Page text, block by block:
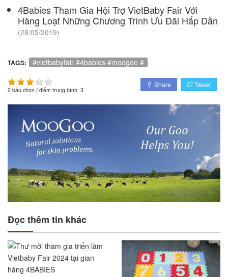
4Babies Tham Gia Hội Trợ VietBaby Fair Với
Hàng Loạt Những Chương Trình Ưu Đãi Hấp Dẫn
(28/05/2019)
TAGS: #vietbabyfair #4babies #moogoo #
Tweet
Share
2 bầu chọn / điểm trung bình: 3
Đọc thêm tin khác